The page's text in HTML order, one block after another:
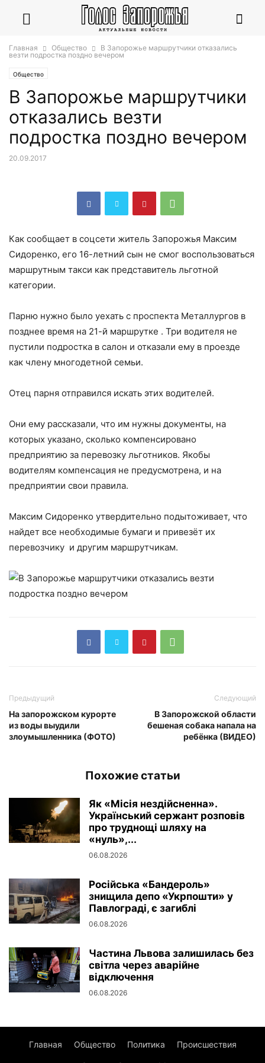
Главная Общество
В Запорожье маршрутчики отказались
везти подростка поздно вечером
Общество
В Запорожье маршрутчики
отказались везти
подростка поздно вечером
20.09.2017
Как сообщает в соцсети житель Запорожья Максим
Сидоренко, его 16-летний сын не смог воспользоваться
маршрутным такси как представитель льготной
категории.
Парню нужно было уехать с проспекта Металлургов в
позднее время на 21-й маршрутке . Три водителя не
пустили подростка в салон и отказали ему в проезде
как члену многодетной семьи.
Отец парня отправился искать этих водителей.
Они ему рассказали, что им нужны документы, на
которых указано, сколько компенсировано
предприятию за перевозку льготников. Якобы
водителям компенсация не предусмотрена, и на
предприятии свои правила.
Максим Сидоренко утвердительно подытоживает, что
найдет все необходимые бумаги и привезёт их
перевозчику и другим маршрутчикам.
Предыдущий
На запорожском курорте
из воды выудили
злоумышленника (ФОТО)
Следующий
В Запорожской области
бешеная собака напала на
ребёнка (ВИДЕО)
Похожие статьи
Як «Місія нездійсненна».
Український сержант розповів
про труднощі шляху на
«нуль»,...
06.08.2026
Російська «Бандероль»
знищила депо «Укрпошти» у
Павлограді, є загиблі
06.08.2026
Частина Львова залишилась без
світла через аварійне
відключення
06.08.2026
Главная Общество Политика Происшествия